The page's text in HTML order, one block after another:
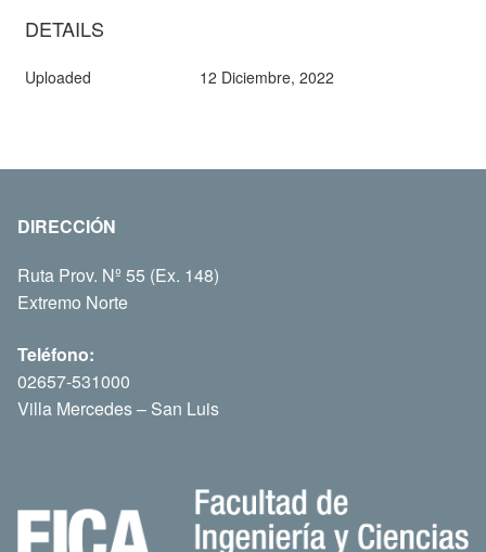
DETAILS
Uploaded 12 Diciembre, 2022
DIRECCIÓN
Ruta Prov. Nº 55 (Ex. 148)
Extremo Norte
Teléfono:
02657-531000
Villa Mercedes – San Luis